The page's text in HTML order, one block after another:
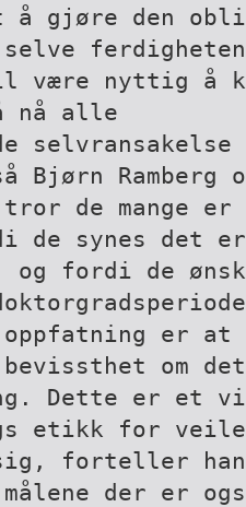
å gjøre den
selve
være nyttig å
nå alle
Bjørn
tror de mange
de synes det
og fordi de
oppfatning er
om
Dette er et
etikk for
forteller
der er